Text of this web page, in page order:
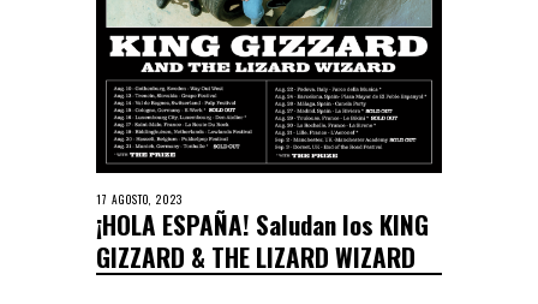
17 AGOSTO, 2023
¡HOLA ESPAÑA! Saludan los KING
GIZZARD & THE LIZARD WIZARD